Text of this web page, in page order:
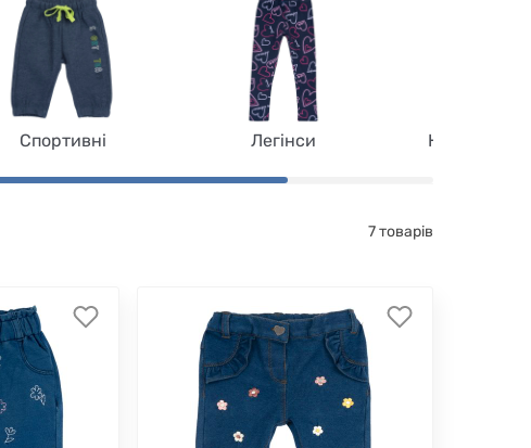
Спортивні Легінси
7 товарів